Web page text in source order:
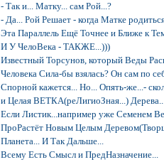
- Так и... Матку... сам Рой...?
- Да... Рой Решает - когда Матке
Эта Параллель Ещё Точнее и Ближе к
И У ЧелоВека - ТАКЖЕ...)))
Известный Торсунов, который Веды
Человека Сила-бы взялась? Он сам по
Спорной кажется... Но... Опять-же...-
и Целая ВЕТКА(реЛигиоЗная...)
Если Листик...например уже Семенем
ПроРастёт Новым Целым
Планета... И Так Дальше...
Всему Есть Смысл и ПредНазначение...